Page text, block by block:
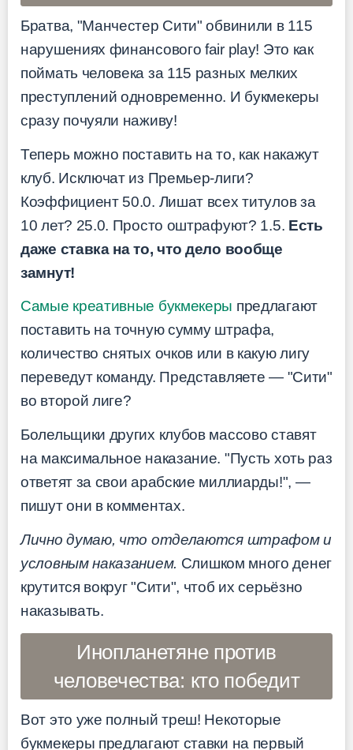
Братва, "Манчестер Сити" обвинили в 115
нарушениях финансового fair play! Это как
поймать человека за 115 разных мелких
преступлений одновременно. И букмекеры
сразу почуяли наживу!
Теперь можно поставить на то, как накажут
клуб. Исключат из Премьер-лиги?
Коэффициент 50.0. Лишат всех титулов за
10 лет? 25.0. Просто оштрафуют? 1.5. Есть
даже ставка на то, что дело вообще
замнут!
Самые креативные букмекеры предлагают
поставить на точную сумму штрафа,
количество снятых очков или в какую лигу
переведут команду. Представляете — "Сити"
во второй лиге?
Болельщики других клубов массово ставят
на максимальное наказание. "Пусть хоть раз
ответят за свои арабские миллиарды!", —
пишут они в комментах.
Лично думаю, что отделаются штрафом и
условным наказанием. Слишком много денег
крутится вокруг "Сити", чтоб их серьёзно
наказывать.
Инопланетяне против
человечества: кто победит
Вот это уже полный треш! Некоторые
букмекеры предлагают ставки на первый